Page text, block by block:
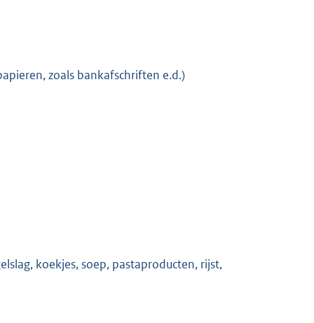
zoals bankafschriften e.d.)
koekjes, soep, pastaproducten, rijst,